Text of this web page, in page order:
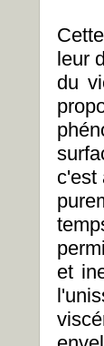
leur
du
c'est
et